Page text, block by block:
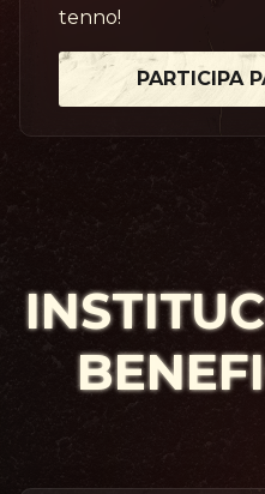
tenno!
PARTICIPA